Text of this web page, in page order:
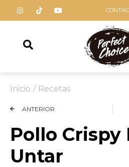
Inicio / Recetas
ANTERIOR
Pollo Crispy
Untar